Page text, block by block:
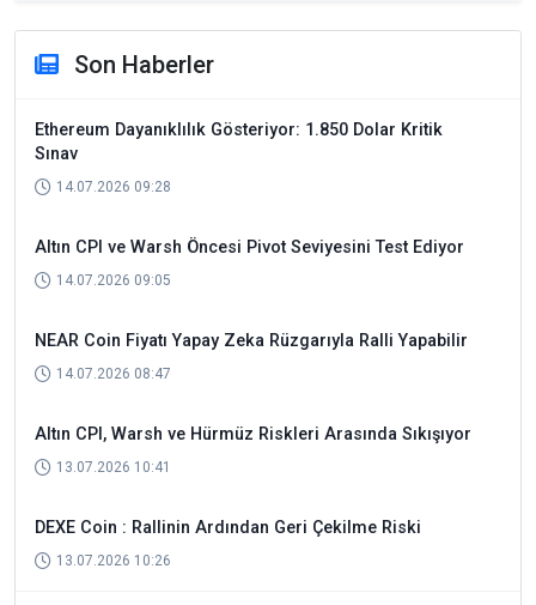
Son Haberler
Ethereum Dayanıklılık Gösteriyor: 1.850 Dolar Kritik
Sınav
14.07.2026 09:28
Altın CPI ve Warsh Öncesi Pivot Seviyesini Test Ediyor
14.07.2026 09:05
NEAR Coin Fiyatı Yapay Zeka Rüzgarıyla Ralli Yapabilir
14.07.2026 08:47
Altın CPI, Warsh ve Hürmüz Riskleri Arasında Sıkışıyor
13.07.2026 10:41
DEXE Coin : Rallinin Ardından Geri Çekilme Riski
13.07.2026 10:26